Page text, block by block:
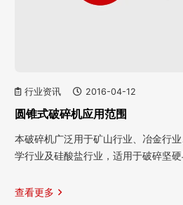
行业资讯 2016-04-12
圆锥式破碎机应用范围
本破碎机广泛用于矿山行业、冶金行
学行业及硅酸盐行业，适用于破碎坚
查看更多